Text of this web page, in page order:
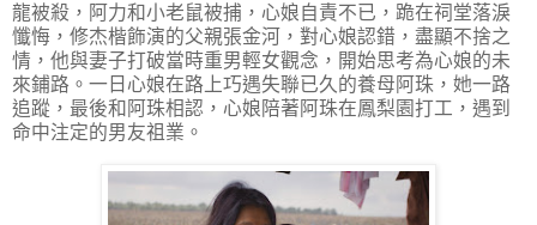
龍被殺，阿力和小老鼠被捕，心娘自責不已，跪在祠堂落淚
懺悔，修杰楷飾演的父親張金河，對心娘認錯，盡顯不捨之
情，他與妻子打破當時重男輕女觀念，開始思考為心娘的未
來鋪路。一日心娘在路上巧遇失聯已久的養母阿珠，她一路
追蹤，最後和阿珠相認，心娘陪著阿珠在鳳梨園打工，遇到
命中注定的男友祖業。